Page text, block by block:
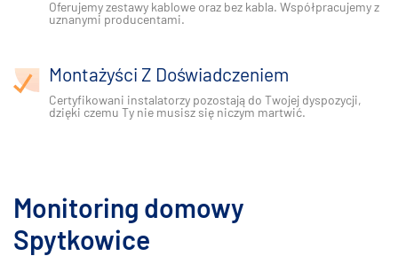
Oferujemy zestawy kablowe oraz bez kabla. Współpracujemy z
uznanymi producentami.
Montażyści Z Doświadczeniem
Certyfikowani instalatorzy pozostają do Twojej dyspozycji,
dzięki czemu Ty nie musisz się niczym martwić.
Monitoring domowy
Spytkowice